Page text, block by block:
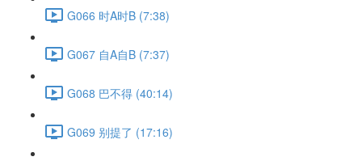
G066 时A时B (7:38)
G067 自A自B (7:37)
G068 巴不得 (40:14)
G069 别提了 (17:16)